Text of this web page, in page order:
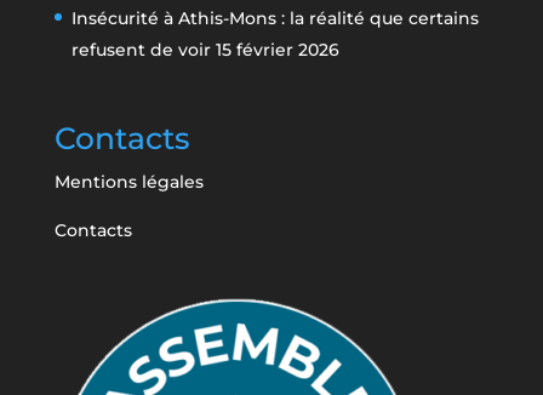
Insécurité à Athis-Mons : la réalité que certains
refusent de voir 15 février 2026
Contacts
Mentions légales
Contacts